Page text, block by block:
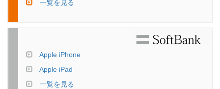
一覧を見る
Apple iPhone
Apple iPad
一覧を見る